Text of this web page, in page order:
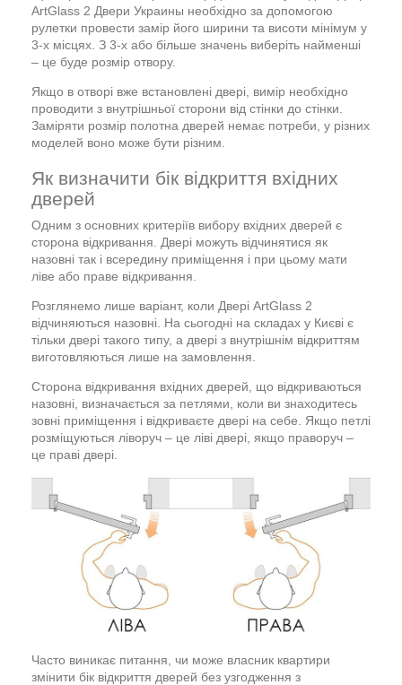
ArtGlass 2 Двери Украины необхідно за допомогою
рулетки провести замір його ширини та висоти мінімум у
3-х місцях. З 3-х або більше значень виберіть найменші
– це буде розмір отвору.
Якщо в отворі вже встановлені двері, вимір необхідно
проводити з внутрішньої сторони від стінки до стінки.
Заміряти розмір полотна дверей немає потреби, у різних
моделей воно може бути різним.
Як визначити бік відкриття вхідних
дверей
Одним з основних критеріїв вибору вхідних дверей є
сторона відкривання. Двері можуть відчинятися як
назовні так і всередину приміщення і при цьому мати
ліве або праве відкривання.
Розглянемо лише варіант, коли Двері ArtGlass 2
відчиняються назовні. На сьогодні на складах у Києві є
тільки двері такого типу, а двері з внутрішнім відкриттям
виготовляються лише на замовлення.
Сторона відкривання вхідних дверей, що відкриваються
назовні, визначається за петлями, коли ви знаходитесь
зовні приміщення і відкриваєте двері на себе. Якщо петлі
розміщуються ліворуч – це ліві двері, якщо праворуч –
це праві двері.
Часто виникає питання, чи може власник квартири
змінити бік відкриття дверей без узгодження з